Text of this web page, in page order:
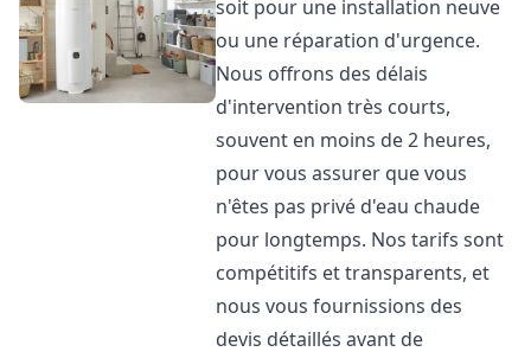
soit pour une installation neuve
ou une réparation d'urgence.
Nous offrons des délais
d'intervention très courts,
souvent en moins de 2 heures,
pour vous assurer que vous
n'êtes pas privé d'eau chaude
pour longtemps. Nos tarifs sont
compétitifs et transparents, et
nous vous fournissions des
devis détaillés avant de